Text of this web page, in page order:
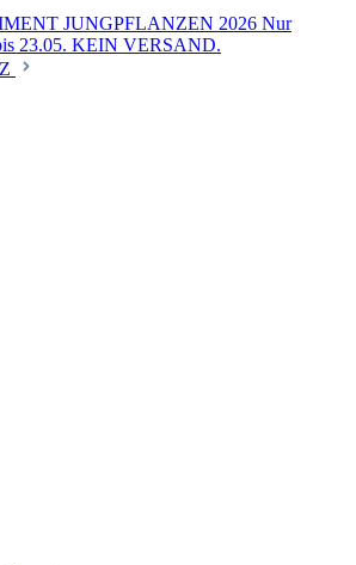
JUNGPFLANZEN 2026 Nur
23.05. KEIN VERSAND.